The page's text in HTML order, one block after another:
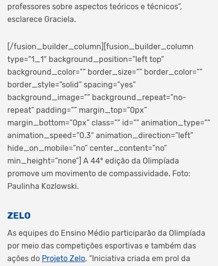
professores sobre aspectos teóricos e técnicos”,
esclarece Graciela.
[/fusion_builder_column][fusion_builder_column
type=”1_1″ background_position=”left top”
background_color=”” border_size=”” border_color=””
border_style=”solid” spacing=”yes”
background_image=”” background_repeat=”no-
repeat” padding=”” margin_top=”0px”
margin_bottom=”0px” class=”” id=”” animation_type=””
animation_speed=”0.3″ animation_direction=”left”
hide_on_mobile=”no” center_content=”no”
min_height=”none”] A 44º edição da Olimpíada
promove um movimento de compassividade. Foto:
Paulinha Kozlowski.
ZELO
As equipes do Ensino Médio participarão da Olimpíada
por meio das competições esportivas e também das
ações do Projeto Zelo, “Iniciativa criada em prol da